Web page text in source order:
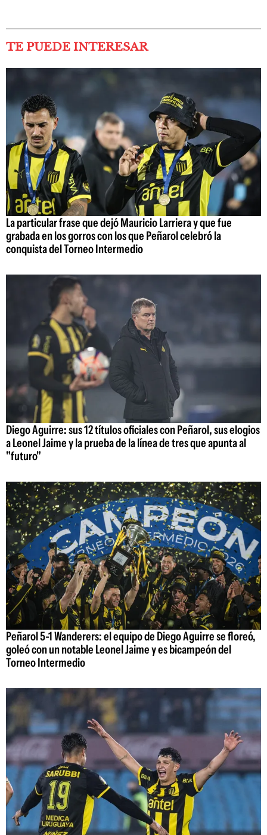
TE PUEDE INTERESAR
La particular frase que dejó Mauricio Larriera y que fue
grabada en los gorros con los que Peñarol celebró la
conquista del Torneo Intermedio
Diego Aguirre: sus 12 títulos oficiales con Peñarol, sus elogios
a Leonel Jaime y la prueba de la línea de tres que apunta al
"futuro"
Peñarol 5-1 Wanderers: el equipo de Diego Aguirre se floreó,
goleó con un notable Leonel Jaime y es bicampeón del
Torneo Intermedio